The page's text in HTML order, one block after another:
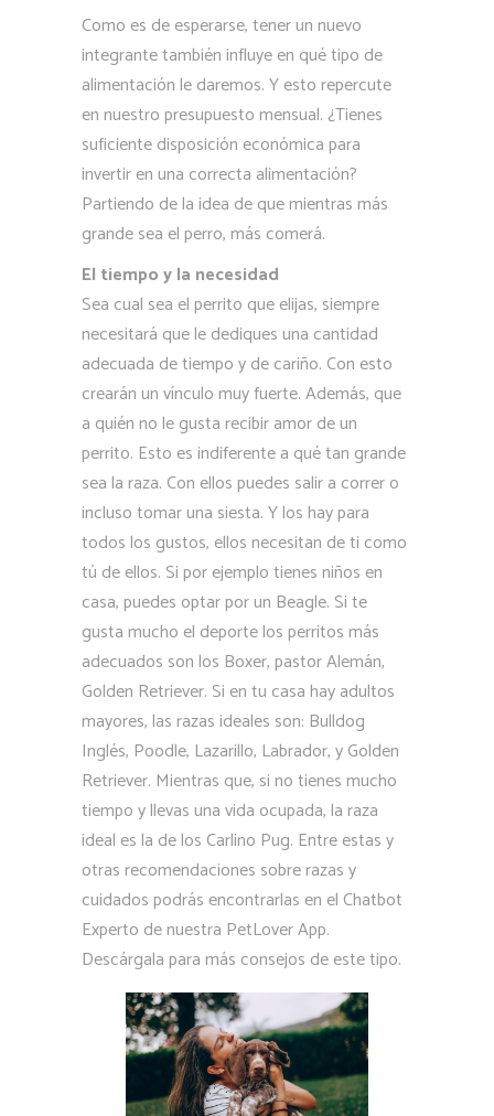
Como es de esperarse, tener un nuevo
integrante también influye en qué tipo de
alimentación le daremos. Y esto repercute
en nuestro presupuesto mensual. ¿Tienes
suficiente disposición económica para
invertir en una correcta alimentación?
Partiendo de la idea de que mientras más
grande sea el perro, más comerá.
El tiempo y la necesidad
Sea cual sea el perrito que elijas, siempre
necesitará que le dediques una cantidad
adecuada de tiempo y de cariño. Con esto
crearán un vínculo muy fuerte. Además, que
a quién no le gusta recibir amor de un
perrito. Esto es indiferente a qué tan grande
sea la raza. Con ellos puedes salir a correr o
incluso tomar una siesta. Y los hay para
todos los gustos, ellos necesitan de ti como
tú de ellos. Si por ejemplo tienes niños en
casa, puedes optar por un Beagle. Si te
gusta mucho el deporte los perritos más
adecuados son los Boxer, pastor Alemán,
Golden Retriever. Si en tu casa hay adultos
mayores, las razas ideales son: Bulldog
Inglés, Poodle, Lazarillo, Labrador, y Golden
Retriever. Mientras que, si no tienes mucho
tiempo y llevas una vida ocupada, la raza
ideal es la de los Carlino Pug. Entre estas y
otras recomendaciones sobre razas y
cuidados podrás encontrarlas en el Chatbot
Experto de nuestra PetLover App.
Descárgala para más consejos de este tipo.